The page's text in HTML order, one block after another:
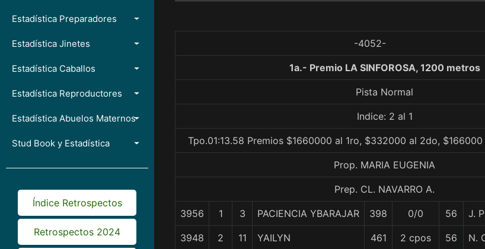
Estadística Preparadores
Estadística Jinetes
Estadística Caballos
Estadística Reproductores
Estadística Abuelos Maternos
Stud Book y Estadística
Índice Retrospectos
Retrospectos 2024
-4052-
1a.- Premio LA SINFOROSA, 1200 metros
Pista Normal
Indice: 2 al 1
Tpo.01:13.58 Premios $1660000 al 1ro, $332000 al 2do,
Prop. MARIA EUGENIA
Prep. CL. NAVARRO A.
3956 1 3 PACIENCIA YBARAJAR 398 0/0 56 J.
3948 2 11 YAILYN 461 2 cpos 56 N.